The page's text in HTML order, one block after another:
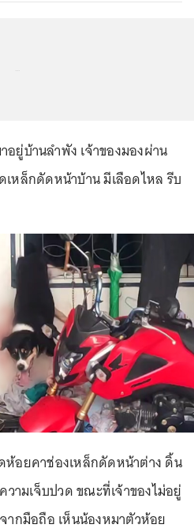
ยู่บ้านลำพัง เจ้าของมองผ่าน
หล็กดัดหน้าบ้าน มีเลือดไหล รีบ
อยคาช่องเหล็กดัดหน้าต่าง ดิ้น
ามเจ็บปวด ขณะที่เจ้าของไม่อยู่
ากมือถือ เห็นน้องหมาตัวห้อย